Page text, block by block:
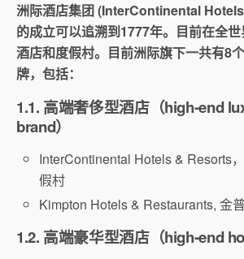
洲际酒店集团 (InterContinental
的成立可以追溯到1777年。目前在全
酒店和度假村。 目前洲际旗下一共有8
牌，包括：
1.1. 高端奢侈型酒店（high-end
brand）
InterContinental Hotels & Resorts
假村
Kimpton Hotels & Restaurants, 金
1.2. 高端豪华型酒店（high-end